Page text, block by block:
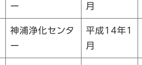
ー
月
神浦浄化センタ
ー
平成14年1
月